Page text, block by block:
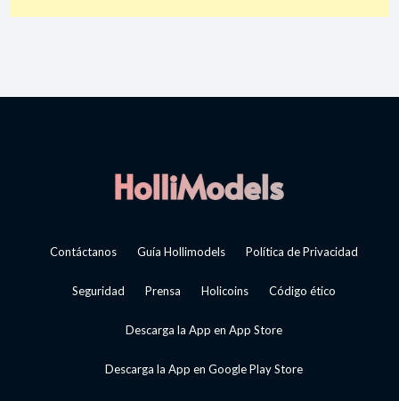
Contáctanos Guía Hollimodels Política de Privacidad
Seguridad Prensa Holicoins Código ético
Descarga la App en App Store
Descarga la App en Google Play Store